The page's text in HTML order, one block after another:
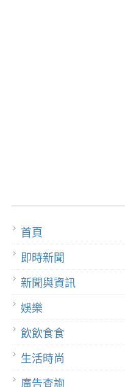
首頁
即時新聞
新聞與資訊
娛樂
飲飲食食
生活時尚
廣告查詢